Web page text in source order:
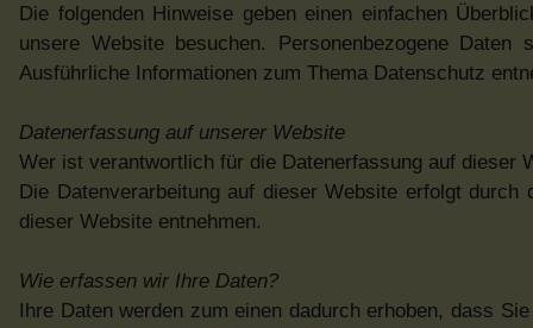
Die folgenden Hinweise geben einen einfachen
unsere Website besuchen. Personenbezogene
Ausführliche Informationen zum Thema Datenschutz
Datenerfassung auf unserer Website
Wer ist verantwortlich für die Datenerfassung auf dieser
Die Datenverarbeitung auf dieser Website erfolgt
dieser Website entnehmen.
Wie erfassen wir Ihre Daten?
Ihre Daten werden zum einen dadurch erhoben, dass